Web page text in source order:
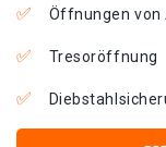
Öffnungen von
Tresoröffnung